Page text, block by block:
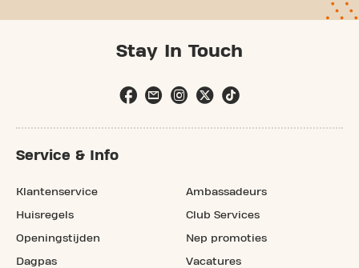
Stay In Touch
Service & Info
Klantenservice
Huisregels
Openingstijden
Dagpas
Ambassadeurs
Club Services
Nep promoties
Vacatures